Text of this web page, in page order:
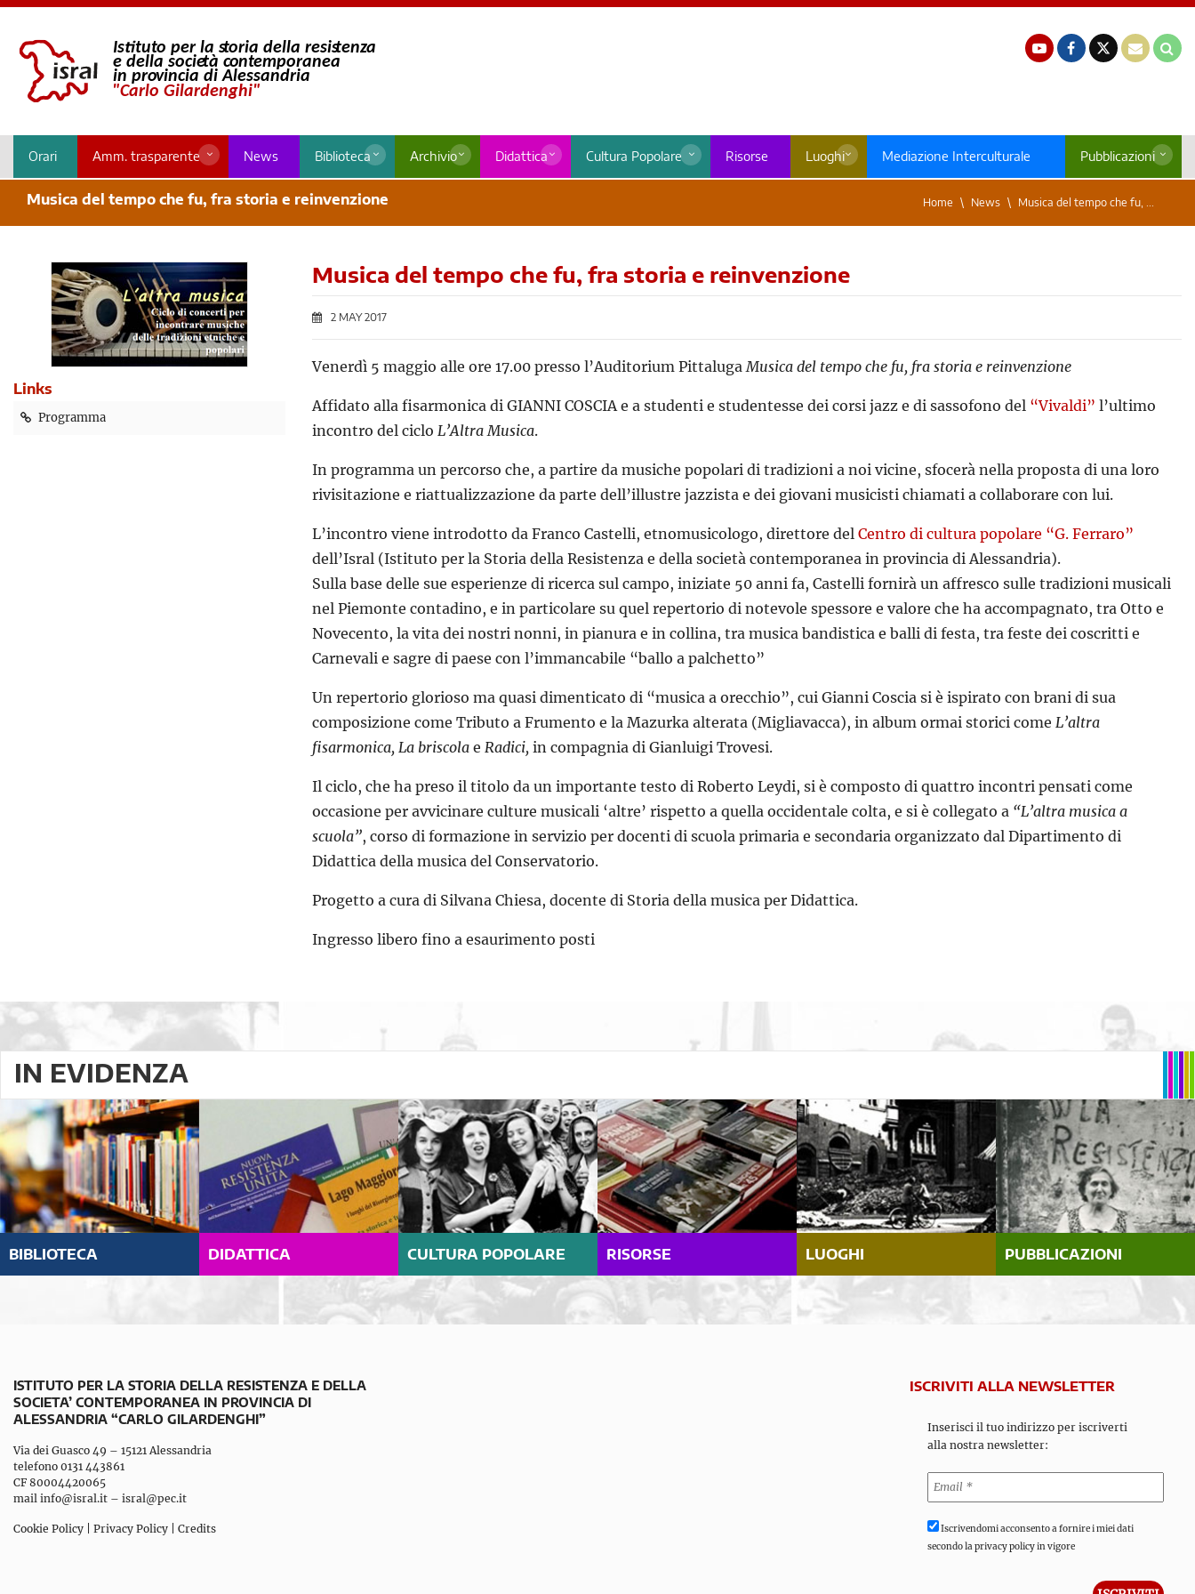
Orari Amm. trasparente News Biblioteca Archivio Didattica Cultura Popolare Risorse Luoghi Mediazione Interculturale Pubblicazioni
Musica del tempo che fu, fra storia e reinvenzione Home News Musica del tempo che fu, ...
Links
Programma
Musica del tempo che fu, fra storia e reinvenzione
2 MAY 2017
Venerdì 5 maggio alle ore 17.00 presso l’Auditorium PittalugaMusica del tempo che fu, fra storia e reinvenzione
Affidato alla fisarmonica di GIANNI COSCIA e a studenti e studentesse dei corsi jazz e di sassofono del “Vivaldi” l’ultimo
incontro del ciclo L’Altra Musica.
In programma un percorso che, a partire da musiche popolari di tradizioni a noi vicine, sfocerà nella proposta di una loro
rivisitazione e riattualizzazione da parte dell’illustre jazzista e dei giovani musicisti chiamati a collaborare con lui.
L’incontro viene introdotto da Franco Castelli, etnomusicologo, direttore del Centro di cultura popolare “G. Ferraro”
dell’Isral (Istituto per la Storia della Resistenza e della società contemporanea in provincia di Alessandria).
Sulla base delle sue esperienze di ricerca sul campo, iniziate 50 anni fa, Castelli fornirà un affresco sulle tradizioni musicali
nel Piemonte contadino, e in particolare su quel repertorio di notevole spessore e valore che ha accompagnato, tra Otto e
Novecento, la vita dei nostri nonni, in pianura e in collina, tra musica bandistica e balli di festa, tra feste dei coscritti e
Carnevali e sagre di paese con l’immancabile “ballo a palchetto”
Un repertorio glorioso ma quasi dimenticato di “musica a orecchio”, cui Gianni Coscia si è ispirato con brani di sua
composizione come Tributo a Frumento e la Mazurka alterata (Migliavacca), in album ormai storici come L’altra
fisarmonica, La briscola e Radici, in compagnia di Gianluigi Trovesi.
Il ciclo, che ha preso il titolo da un importante testo di Roberto Leydi, si è composto di quattro incontri pensati come
occasione per avvicinare culture musicali ‘altre’ rispetto a quella occidentale colta, e si è collegato a “L’altra musica a
scuola”, corso di formazione in servizio per docenti di scuola primaria e secondaria organizzato dal Dipartimento di
Didattica della musica del Conservatorio.
Progetto a cura di Silvana Chiesa, docente di Storia della musica per Didattica.
Ingresso libero fino a esaurimento posti
IN EVIDENZA
BIBLIOTECA DIDATTICA CULTURA POPOLARE RISORSE LUOGHI PUBBLICAZIONI
ISTITUTO PER LA STORIA DELLA RESISTENZA E DELLA
SOCIETA’ CONTEMPORANEA IN PROVINCIA DI
ALESSANDRIA “CARLO GILARDENGHI”
Via dei Guasco 49 – 15121 Alessandria
telefono 0131 443861
CF 80004420065
mail info@isral.it – isral@pec.it
Cookie Policy Privacy Policy Credits
ISCRIVITI ALLA NEWSLETTER
Inserisci il tuo indirizzo per iscriverti
alla nostra newsletter:
Iscrivendomi acconsento a fornire i miei dati
secondo la privacy policy in vigore